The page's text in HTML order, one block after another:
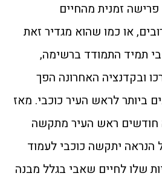
פרישה זמנית מהחיים
או כמו שהוא מגדיר זאת
תמיד התמודד ברשימה,
ובקדנציה האחרונה הפך
ביותר לראש העיר כוכבי. מאז
חודשים ראש העיר מתקשה
הנראה יתקשה כוכבי לעמוד
שלו לחיים שאבי בגלל מבנה